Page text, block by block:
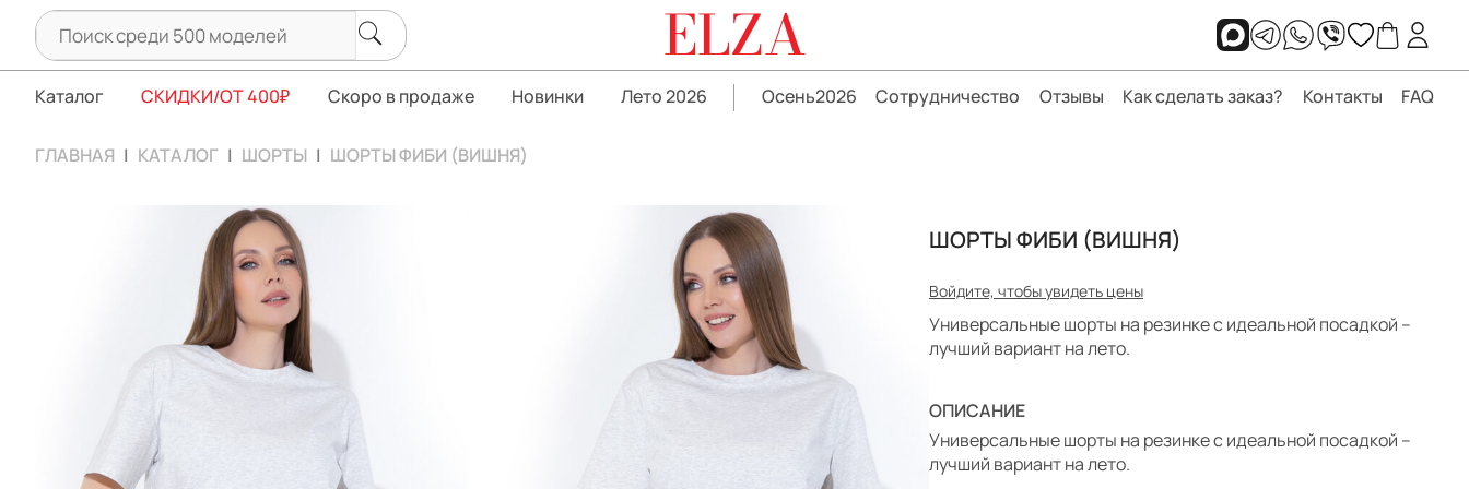
ELZA
Каталог СКИДКИ/ОТ 400₽ Скоро в продаже Новинки Лето 2026 Осень2026 Сотрудничество Отзывы Как сделать заказ? Контакты FAQ
ГЛАВНАЯ КАТАЛОГ ШОРТЫ ШОРТЫ ФИБИ (ВИШНЯ)
ШОРТЫ ФИБИ (ВИШНЯ)
Войдите, чтобы увидеть цены
Универсальные шорты на резинке с идеальной посадкой –
лучший вариант на лето.
ОПИСАНИЕ
Универсальные шорты на резинке с идеальной посадкой –
лучший вариант на лето.